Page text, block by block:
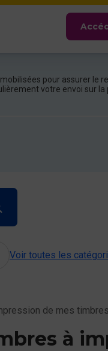
pour assurer le
votre envoi sur la
Voir toutes les
de mes
à